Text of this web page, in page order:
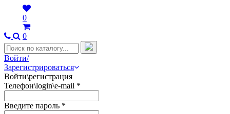
0
0
Войти/
Зарегистрироваться
Войти\регистрация
Телефон\login\e-mail *
Введите пароль *